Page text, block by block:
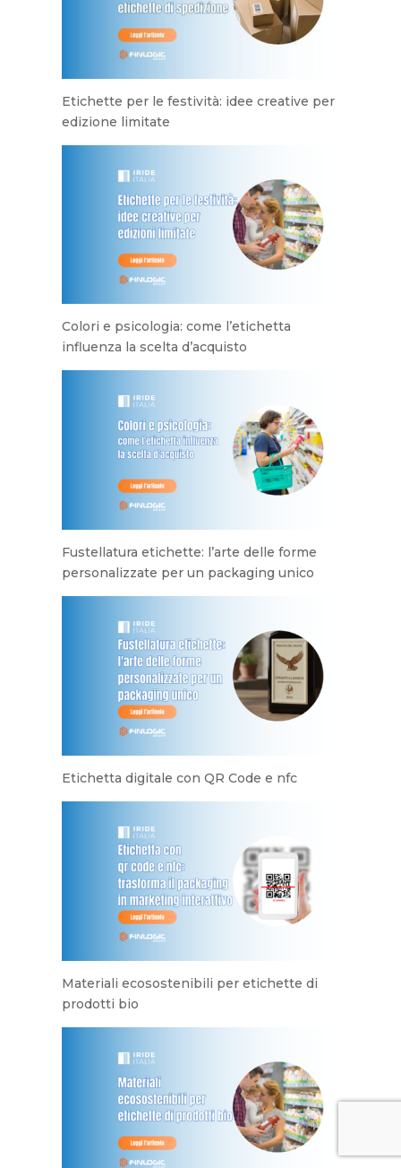
Etichette per le festività: idee creative per
edizione limitate
Colori e psicologia: come l’etichetta
influenza la scelta d’acquisto
Fustellatura etichette: l’arte delle forme
personalizzate per un packaging unico
Etichetta digitale con QR Code e nfc
Materiali ecosostenibili per etichette di
prodotti bio